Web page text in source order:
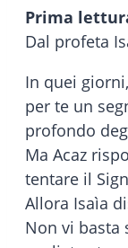
Prima
Dal profeta
In quei
per te un
profondo
Ma Acaz
tentare il
Allora Isaìa
Non vi basta